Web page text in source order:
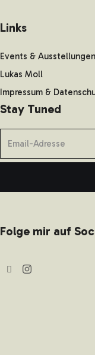
Links
Events & Ausstellungen
Lukas Moll
Impressum &
Stay Tuned
Folge mir auf